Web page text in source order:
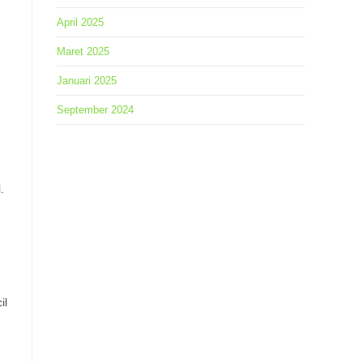
April 2025
Maret 2025
Januari 2025
September 2024